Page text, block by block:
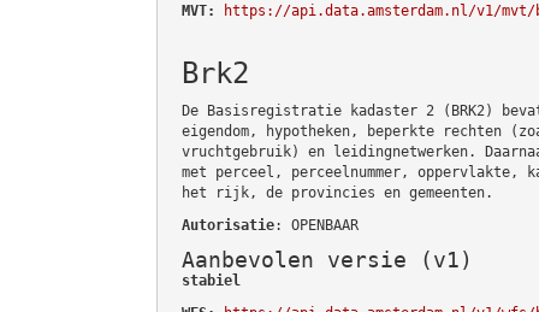
MVT:
https://api.data.amsterdam.nl/v1/mvt/
Brk2
De Basisregistratie kadaster 2 (BRK2)
eigendom, hypotheken, beperkte rechten
vruchtgebruik) en leidingnetwerken.
met perceel, perceelnummer, oppervlakte,
het rijk, de provincies en gemeenten.
Autorisatie: OPENBAAR
Aanbevolen versie (v1)
stabiel